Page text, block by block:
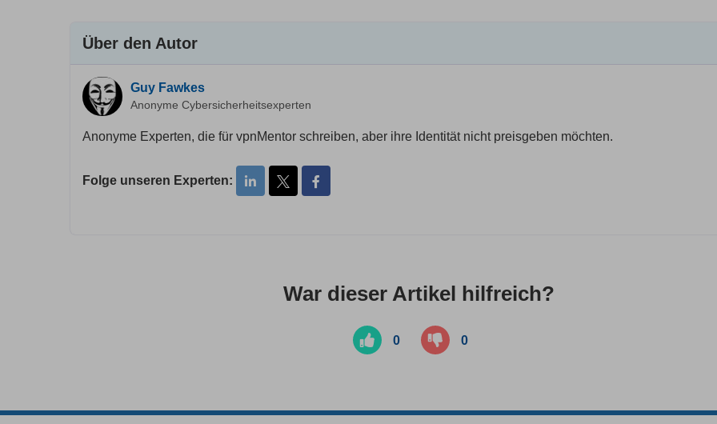
Über den Autor
Guy Fawkes
Anonyme Cybersicherheitsexperten
Anonyme Experten, die für vpnMentor schreiben, aber ihre Identität nicht preisgeben möchten.
Folge unseren Experten:
War dieser Artikel hilfreich?
0 0